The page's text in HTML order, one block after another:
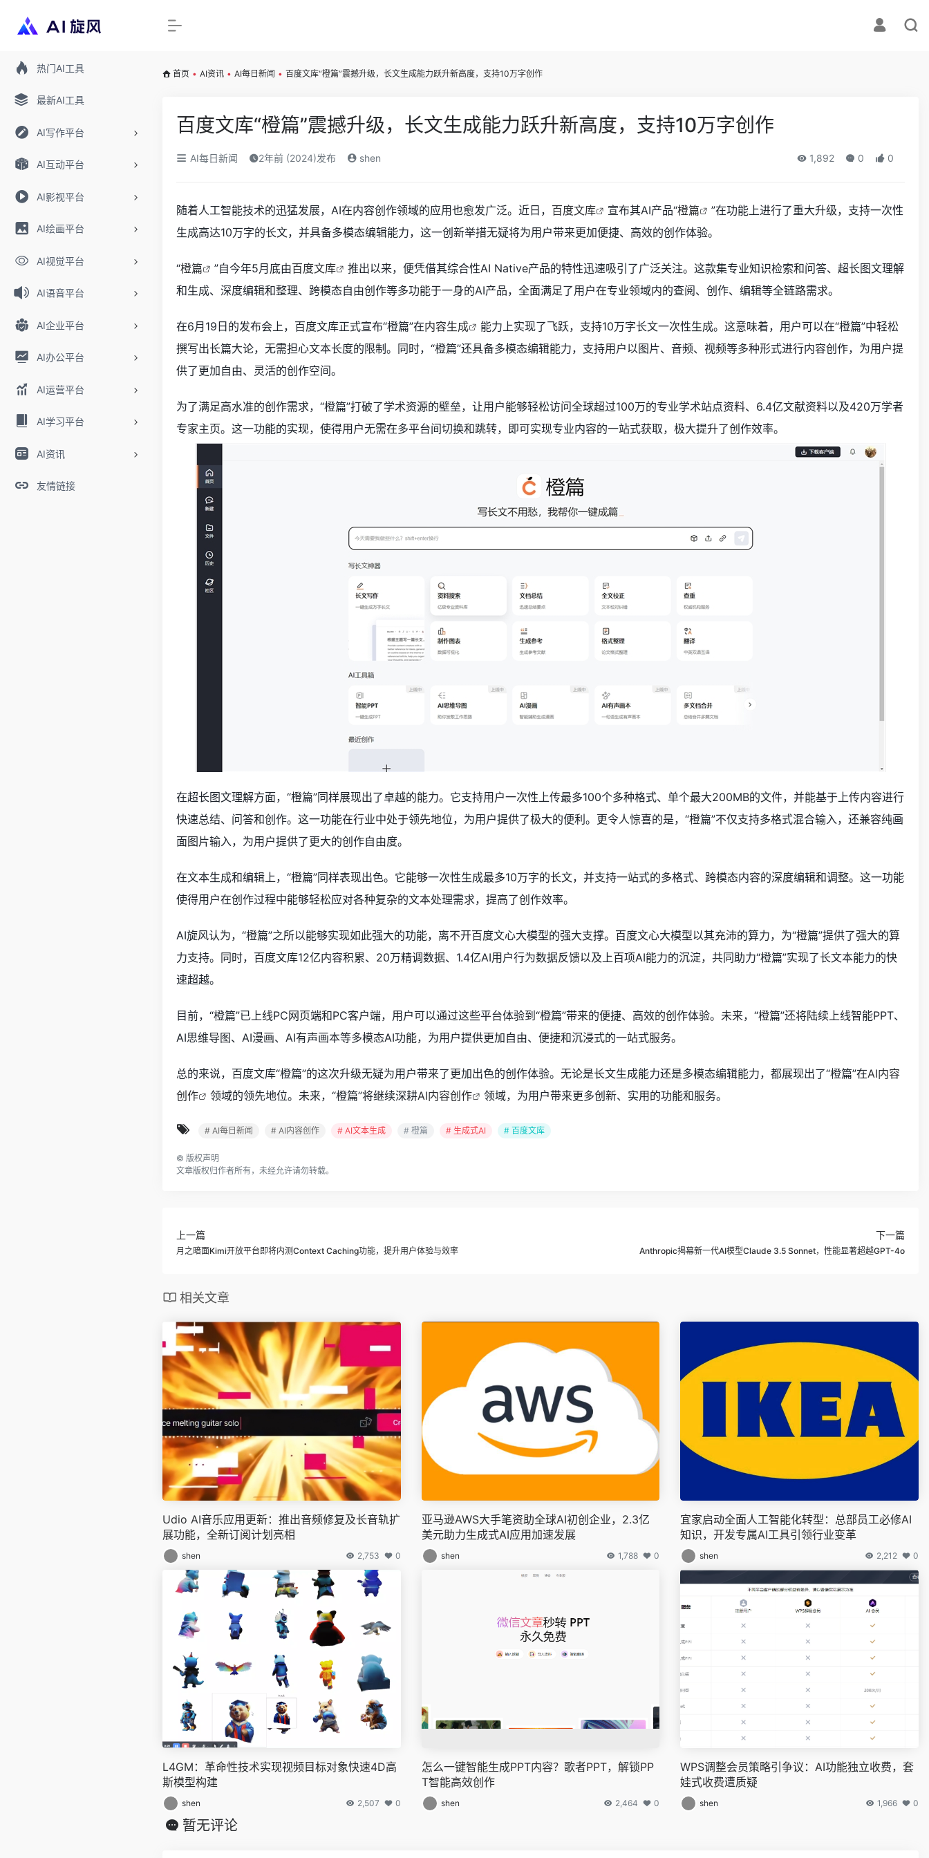
热门AI工具
最新AI工具
AI写作平台
AI互动平台
AI影视平台
AI绘画平台
AI视觉平台
AI语音平台
AI企业平台
AI办公平台
AI运营平台
AI学习平台
AI资讯
友情链接
首页 • AI资讯 • AI每日新闻 • 百度文库“橙篇”震撼升级，长文生成能力跃升新高度，支持10万字创作
百度文库“橙篇”震撼升级，长文生成能力跃升新高度，支持10万字创作
AI每日新闻 2年前 (2024)发布 shen 1,892 0 0
随着人工智能技术的迅猛发展，AI在内容创作领域的应用也愈发广泛。近日， 百度文库 宣布其AI产品“橙篇
”在功能上进行了重大升级，支持一次性
生成高达10万字的长文，并具备多模态编辑能力，这一创新举措无疑将为用户带来更加便捷、高效的创作体验。
“橙篇 ”自今年5月底由百度文库
推出以来，便凭借其综合性AI Native产品的特性迅速吸引了广泛关注。这款集专业知识检索和问答、超长图文理解
和生成、深度编辑和整理、跨模态自由创作等多功能于一身的AI产品，全面满足了用户在专业领域内的查阅、创作、编辑等全链路需求。
在6月19日的发布会上，百度文库正式宣布“橙篇”在内容生成
能力上实现了飞跃，支持10万字长文一次性生成。这意味着，用户可以在“橙篇”中轻松
撰写出长篇大论，无需担心文本长度的限制。同时，“橙篇”还具备多模态编辑能力，支持用户以图片、音频、视频等多种形式进行内容创作，为用户提
供了更加自由、灵活的创作空间。
为了满足高水准的创作需求，“橙篇”打破了学术资源的壁垒，让用户能够轻松访问全球超过100万的专业学术站点资料、6.4亿文献资料以及420万学者
专家主页。这一功能的实现，使得用户无需在多平台间切换和跳转，即可实现专业内容的一站式获取，极大提升了创作效率。
在超长图文理解方面，“橙篇”同样展现出了卓越的能力。它支持用户一次性上传最多100个多种格式、单个最大200MB的文件，并能基于上传内容进行
快速总结、问答和创作。这一功能在行业中处于领先地位，为用户提供了极大的便利。更令人惊喜的是，“橙篇”不仅支持多格式混合输入，还兼容纯画
面图片输入，为用户提供了更大的创作自由度。
在文本生成和编辑上，“橙篇”同样表现出色。它能够一次性生成最多10万字的长文，并支持一站式的多格式、跨模态内容的深度编辑和调整。这一功能
使得用户在创作过程中能够轻松应对各种复杂的文本处理需求，提高了创作效率。
AI旋风认为，“橙篇”之所以能够实现如此强大的功能，离不开百度文心大模型的强大支撑。百度文心大模型以其充沛的算力，为“橙篇”提供了强大的算
力支持。同时，百度文库12亿内容积累、20万精调数据、1.4亿AI用户行为数据反馈以及上百项AI能力的沉淀，共同助力“橙篇”实现了长文本能力的快
速超越。
目前，“橙篇”已上线PC网页端和PC客户端，用户可以通过这些平台体验到“橙篇”带来的便捷、高效的创作体验。未来，“橙篇”还将陆续上线智能PPT、
AI思维导图、AI漫画、AI有声画本等多模态AI功能，为用户提供更加自由、便捷和沉浸式的一站式服务。
总的来说，百度文库“橙篇”的这次升级无疑为用户带来了更加出色的创作体验。无论是长文生成能力还是多模态编辑能力，都展现出了“橙篇”在AI内容
创作
领域的领先地位。未来，“橙篇”将继续深耕AI内容创作 领域，为用户带来更多创新、实用的功能和服务。
# AI每日新闻 # AI内容创作 # AI文本生成 # 橙篇 # 生成式AI # 百度文库
© 版权声明
文章版权归作者所有，未经允许请勿转载。
上一篇
月之暗面Kimi开放平台即将内测Context Caching功能，提升用户体验与效率
下一篇
Anthropic揭幕新一代AI模型Claude 3.5 Sonnet，性能显著超越GPT-4o
相关文章
Udio AI音乐应用更新：推出音频修复及长音轨扩
展功能，全新订阅计划亮相
shen 2,753 0
亚马逊AWS大手笔资助全球AI初创企业，2.3亿
美元助力生成式AI应用加速发展
shen 1,788 0
宜家启动全面人工智能化转型：总部员工必修AI
知识，开发专属AI工具引领行业变革
shen 2,212 0
L4GM：革命性技术实现视频目标对象快速4D高
斯模型构建
shen 2,507 0
怎么一键智能生成PPT内容？歌者PPT，解锁PP
T智能高效创作
shen 2,464 0
WPS调整会员策略引争议：AI功能独立收费，套
娃式收费遭质疑
shen 1,966 0
暂无评论